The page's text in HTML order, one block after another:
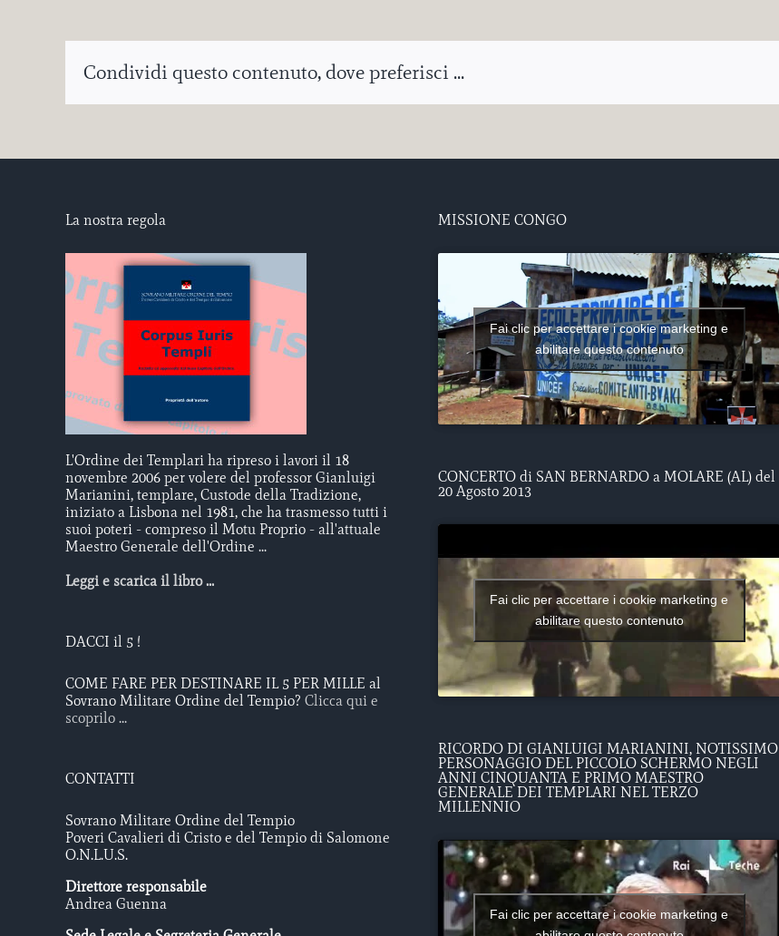
Condividi questo contenuto, dove preferisci ...
La nostra regola
L'Ordine dei Templari ha ripreso i lavori il 18
novembre 2006 per volere del professor Gianluigi
Marianini, templare, Custode della Tradizione,
iniziato a Lisbona nel 1981, che ha trasmesso tutti i
suoi poteri - compreso il Motu Proprio - all'attuale
Maestro Generale dell'Ordine ...
Leggi e scarica il libro ...
DACCI il 5 !
COME FARE PER DESTINARE IL 5 PER MILLE al
Sovrano Militare Ordine del Tempio? Clicca qui e
scoprilo ...
CONTATTI
Sovrano Militare Ordine del Tempio
Poveri Cavalieri di Cristo e del Tempio di Salomone
O.N.L.U.S.
Direttore responsabile
Andrea Guenna
MISSIONE CONGO
Fai clic per accettare i cookie marketing e
abilitare questo contenuto
CONCERTO di SAN BERNARDO a MOLARE (AL) del
20 Agosto 2013
Fai clic per accettare i cookie marketing e
abilitare questo contenuto
RICORDO DI GIANLUIGI MARIANINI, NOTISSIMO
PERSONAGGIO DEL PICCOLO SCHERMO NEGLI
ANNI CINQUANTA E PRIMO MAESTRO
GENERALE DEI TEMPLARI NEL TERZO
MILLENNIO
Fai clic per accettare i cookie marketing e